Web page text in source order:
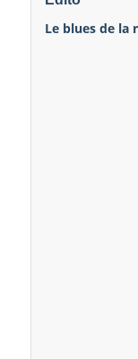
Le blues de la